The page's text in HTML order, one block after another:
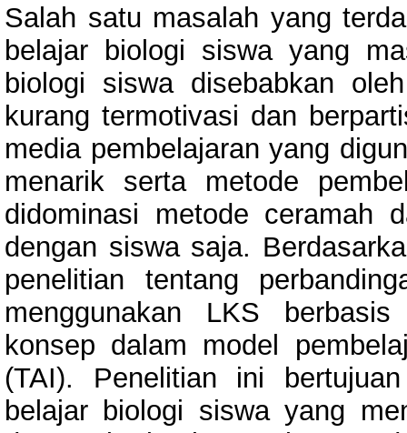
Salah satu masalah yang
belajar biologi siswa yang
biologi siswa disebabkan
kurang termotivasi dan
media pembelajaran yang
menarik serta metode
didominasi metode ceramah
dengan siswa saja.
penelitian tentang
menggunakan LKS
konsep dalam model
(TAI). Penelitian ini
belajar biologi siswa yang